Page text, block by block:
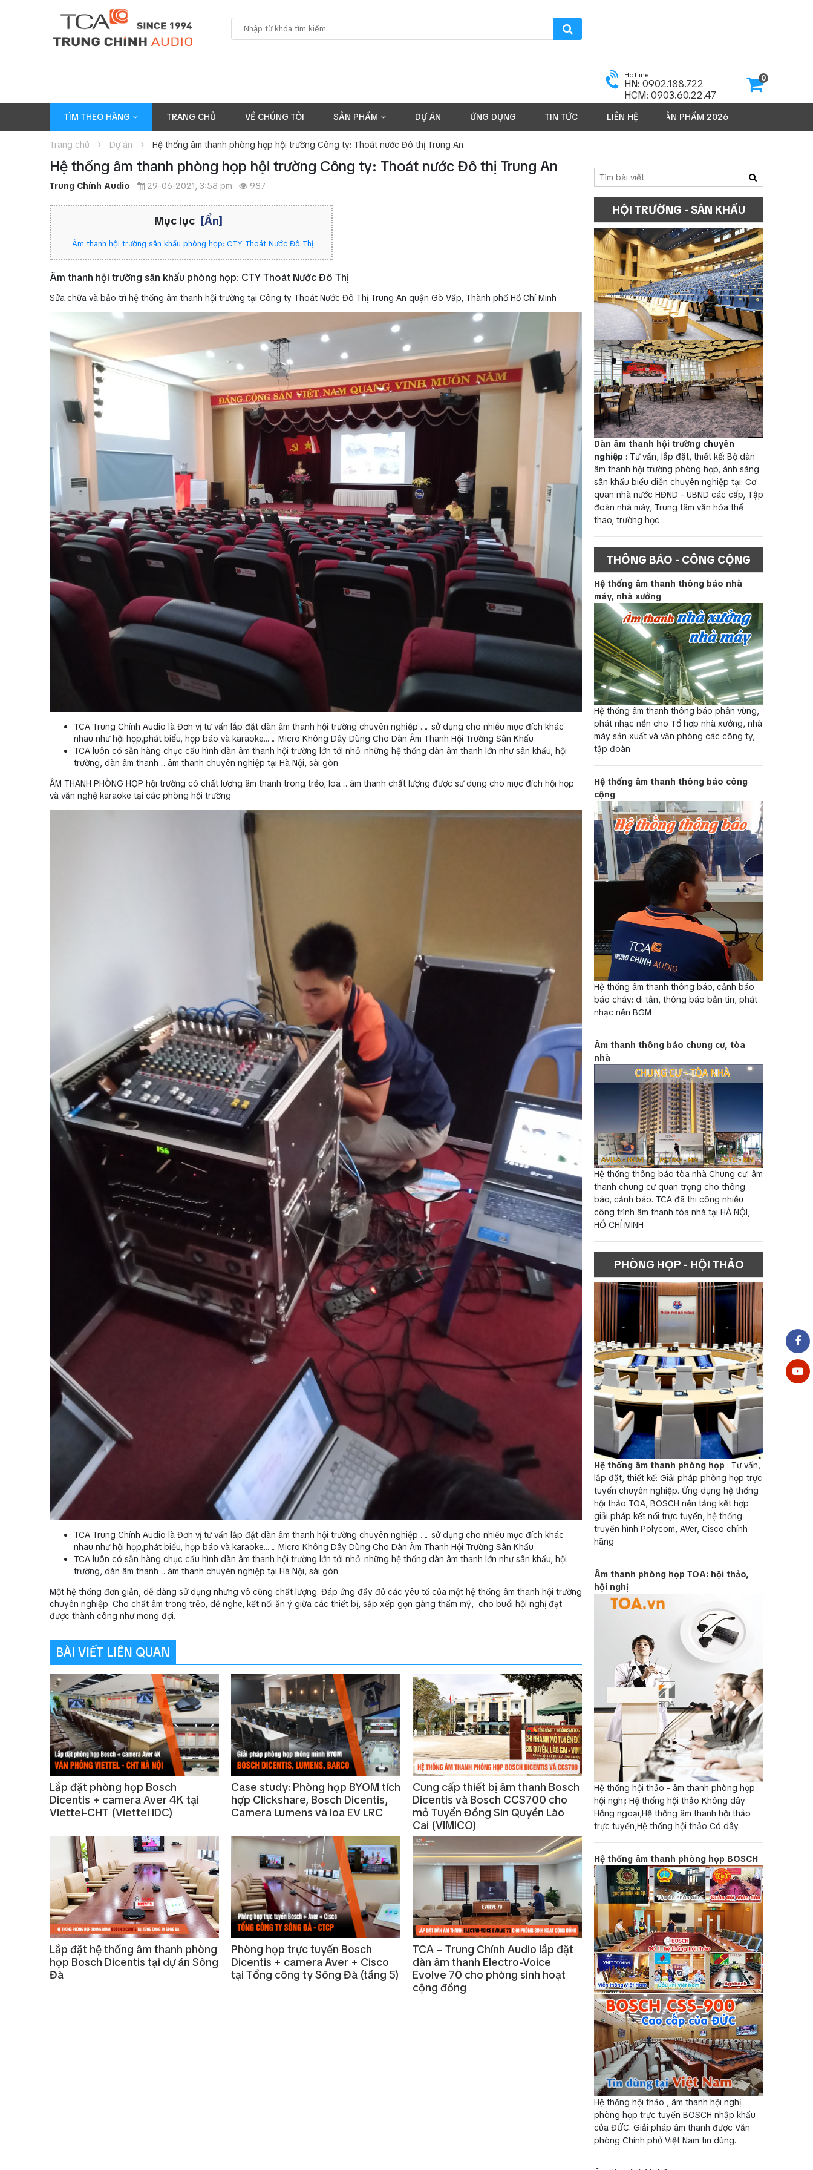
Hotline
HN: 0902.188.722
HCM: 0903.60.22.47
0
TÌM THEO HÃNG TRANG CHỦ VỀ CHÚNG TÔI SẢN PHẨM DỰ ÁN ỨNG DỤNG TIN TỨC LIÊN HỆ SẢN PHẨM 2026
Trang chủ Dự án Hệ thống âm thanh phòng họp hội trường Công ty: Thoát nước Đô thị Trung An
Hệ thống âm thanh phòng họp hội trường Công ty: Thoát nước Đô thị Trung An
Trung Chính Audio 29-06-2021, 3:58 pm 987
Mục lục [Ẩn]
Âm thanh hội trường sân khấu phòng họp: CTY Thoát Nước Đô Thị
Âm thanh hội trường sân khấu phòng họp: CTY Thoát Nước Đô Thị
Sửa chữa và bảo trì hệ thống âm thanh hội trường tại Công ty Thoát Nước Đô Thị Trung An quận Gò Vấp, Thành phố Hồ Chí Minh
TCA Trung Chính Audio là Đơn vị tư vấn lắp đặt dàn âm thanh hội trường chuyên nghiệp . ... sử dụng cho nhiều mục đích khác
nhau như hội họp,phát biểu, họp báo và karaoke… ... Micro Không Dây Dùng Cho Dàn Âm Thanh Hội Trường Sân Khấu
TCA luôn có sẵn hàng chục cấu hình dàn âm thanh hội trường lớn tới nhỏ: những hệ thống dàn âm thanh lớn như sân khấu, hội
trường, dàn âm thanh ... âm thanh chuyên nghiệp tại Hà Nội, sài gòn
ÂM THANH PHÒNG HỌP hội trường có chất lượng âm thanh trong trẻo, loa ... âm thanh chất lượng được sư dụng cho mục đích hội họp
và văn nghệ karaoke tại các phòng hội trường
TCA Trung Chính Audio là Đơn vị tư vấn lắp đặt dàn âm thanh hội trường chuyên nghiệp . ... sử dụng cho nhiều mục đích khác
nhau như hội họp,phát biểu, họp báo và karaoke… ... Micro Không Dây Dùng Cho Dàn Âm Thanh Hội Trường Sân Khấu
TCA luôn có sẵn hàng chục cấu hình dàn âm thanh hội trường lớn tới nhỏ: những hệ thống dàn âm thanh lớn như sân khấu, hội
trường, dàn âm thanh ... âm thanh chuyên nghiệp tại Hà Nội, sài gòn
Một hệ thống đơn giản, dễ dàng sử dụng nhưng vô cũng chất lượng. Đáp ứng đầy đủ các yêu tố của một hệ thống âm thanh hội trường
chuyên nghiệp. Cho chất âm trong trẻo, dễ nghe, kết nối ăn ý giữa các thiết bị, sắp xếp gọn gàng thẩm mỹ, cho buổi hội nghị đạt
được thành công như mong đợi.
BÀI VIẾT LIÊN QUAN
Lắp đặt phòng họp Bosch
Dicentis + camera Aver 4K tại
Viettel-CHT (Viettel IDC)
Case study: Phòng họp BYOM tích
hợp Clickshare, Bosch Dicentis,
Camera Lumens và loa EV LRC
Cung cấp thiết bị âm thanh Bosch
Dicentis và Bosch CCS700 cho
mỏ Tuyển Đồng Sin Quyền Lào
Cai (VIMICO)
Lắp đặt hệ thống âm thanh phòng
họp Bosch Dicentis tại dự án Sông
Đà
Phòng họp trực tuyến Bosch
Dicentis + camera Aver + Cisco
tại Tổng công ty Sông Đà (tầng 5)
TCA – Trung Chính Audio lắp đặt
dàn âm thanh Electro-Voice
Evolve 70 cho phòng sinh hoạt
cộng đồng
HỘI TRƯỜNG - SÂN KHẤU
Dàn âm thanh hội trường chuyên
nghiệp : Tư vấn, lắp đặt, thiết kế: Bộ dàn
âm thanh hội trường phòng họp, ánh sáng
sân khấu biểu diễn chuyên nghiệp tại: Cơ
quan nhà nước HĐND - UBND các cấp, Tập
đoàn nhà máy, Trung tâm văn hóa thể
thao, trường học
THÔNG BÁO - CÔNG CỘNG
Hệ thống âm thanh thông báo nhà
máy, nhà xưởng
Hệ thống âm thanh thông báo phân vùng,
phát nhạc nền cho Tổ hợp nhà xưởng, nhà
máy sản xuất và văn phòng các công ty,
tập đoàn
Hệ thống âm thanh thông báo công
cộng
Hệ thống âm thanh thông báo, cảnh báo
báo cháy: di tản, thông báo bản tin, phát
nhạc nền BGM
Âm thanh thông báo chung cư, tòa
nhà
Hệ thống thông báo tòa nhà Chung cư: âm
thanh chung cư quan trọng cho thông
báo, cảnh báo. TCA đã thi công nhiều
công trình âm thanh tòa nhà tại HÀ NỘI,
HỒ CHÍ MINH
PHÒNG HỌP - HỘI THẢO
Hệ thống âm thanh phòng họp : Tư vấn,
lắp đặt, thiết kế: Giải pháp phòng họp trực
tuyến chuyên nghiệp. Ứng dụng hệ thống
hội thảo TOA, BOSCH nền tảng kết hợp
giải pháp kết nối trực tuyến, hệ thống
truyền hình Polycom, AVer, Cisco chính
hãng
Âm thanh phòng họp TOA: hội thảo,
hội nghị
Hệ thống hội thảo - âm thanh phòng họp
hội nghị: Hệ thống hội thảo Không dây
Hồng ngoại,Hệ thống âm thanh hội thảo
trực tuyến,Hệ thống hội thảo Có dây
Hệ thống âm thanh phòng họp BOSCH
Hệ thống hội thảo , âm thanh hội nghị
phòng họp trực tuyến BOSCH nhập khẩu
của ĐỨC. Giải pháp âm thanh được Văn
phòng Chính phủ Việt Nam tin dùng.